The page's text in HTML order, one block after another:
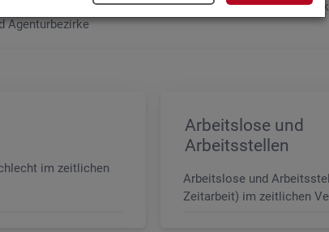
dif­fe­ren­ziert nach dem An­for­de­rungs­ni­veau (z.B.
Agen­tur­be­zir­ke
im zeitlichen
Arbeitslose und
Arbeitsstellen
Arbeitslose und
Zeitarbeit) im zeitlichen